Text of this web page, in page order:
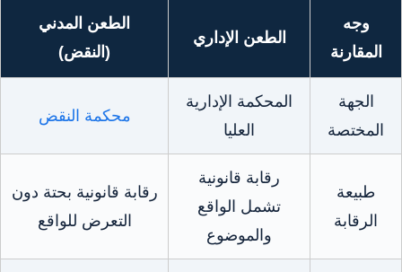
وجه
المقارنة
الطعن الإداري
الطعن المدني
(النقض)
الجهة
المختصة
المحكمة الإدارية
العليا
محكمة النقض
طبيعة
الرقابة
رقابة قانونية
تشمل الواقع
والموضوع
رقابة قانونية بحتة دون
التعرض للواقع